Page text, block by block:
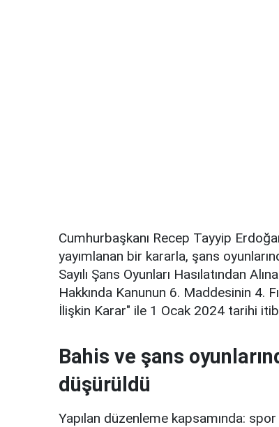
Cumhurbaşkanı Recep Tayyip
yayımlanan bir kararla, şans
Sayılı Şans Oyunları Hasılatından
Hakkında Kanunun 6. Maddesinin 4.
İlişkin Karar" ile 1 Ocak 2024 tarihi
Bahis ve şans
düşürüldü
Yapılan düzenleme kapsamında: